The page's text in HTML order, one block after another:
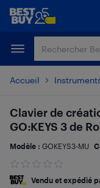
Passer
principal
Passer
Accueil
Clavier de
GO:KEYS 3 de
Modèle : GOKEYS3-MU
Vendu et expédié